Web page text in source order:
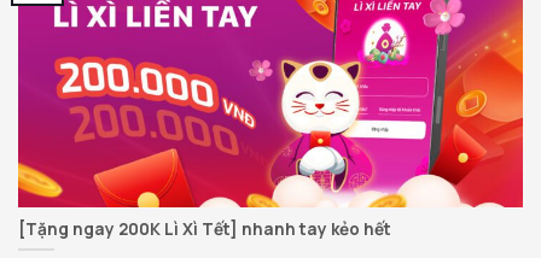
[Tặng ngay 200K Lì Xì Tết] nhanh tay kẻo hết